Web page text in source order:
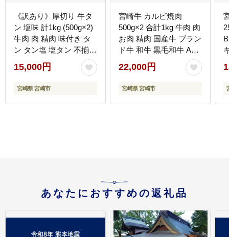
《訳あり》厚切り 牛タ
ン 塩味 計1kg (500g×2)
牛肉 肉 精肉 味付き タ
ン タン塩 塩タン 不揃い
規格外 小分け パック 簡
単調理 焼くだけ キャン
プ 焼肉 厚切り牛タン グ
宮崎市
15,000円
宮崎県 宮崎市
宮崎牛 カルビ焼肉
500g×2 合計1kg 牛肉 肉
お肉 精肉 国産牛 ブラン
ド牛 和牛 黒毛和牛 A4
22,000円
宮崎県 宮崎市
あなたにおすすめの返礼品